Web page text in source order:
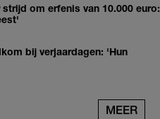
om erfenis van 10.000 euro:
bij verjaardagen: 'Hun
MEER